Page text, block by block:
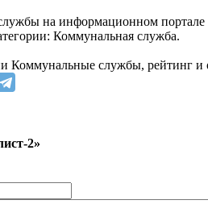
на информационном портале
Коммунальная служба.
службы, рейтинг и
2»